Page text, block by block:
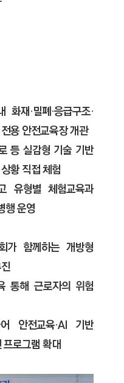
재·밀폐·응급구조·
용 안전교육장 개관
등 실감형 기술 기반
황 직접 체험
유형별 체험교육과
행 운영
함께하는 개방형
통해 근로자의 위험
안전교육·AI 기반
로그램 확대